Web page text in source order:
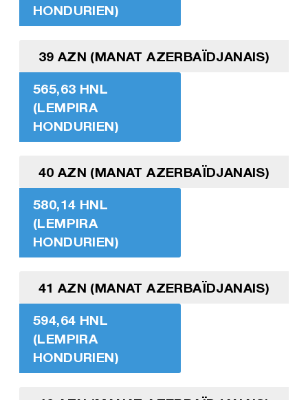
HONDURIEN)
39 AZN (MANAT AZERBAÏDJANAIS)
565,63 HNL
(LEMPIRA
HONDURIEN)
40 AZN (MANAT AZERBAÏDJANAIS)
580,14 HNL
(LEMPIRA
HONDURIEN)
41 AZN (MANAT AZERBAÏDJANAIS)
594,64 HNL
(LEMPIRA
HONDURIEN)